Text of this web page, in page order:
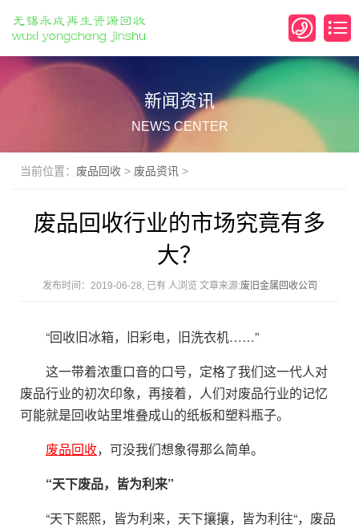
新闻资讯
NEWS CENTER
当前位置： 废品回收 > 废品资讯 >
废品回收行业的市场究竟有多
大？
发布时间：2019-06-28, 已有 人浏览 文章来源:废旧金属回收公司
“回收旧冰箱，旧彩电，旧洗衣机……”
这一带着浓重口音的口号，定格了我们这一代人对
废品行业的初次印象，再接着，人们对废品行业的记忆
可能就是回收站里堆叠成山的纸板和塑料瓶子。
废品回收，可没我们想象得那么简单。
“天下废品，皆为利来”
“天下熙熙，皆为利来，天下攘攘，皆为利往“，废品